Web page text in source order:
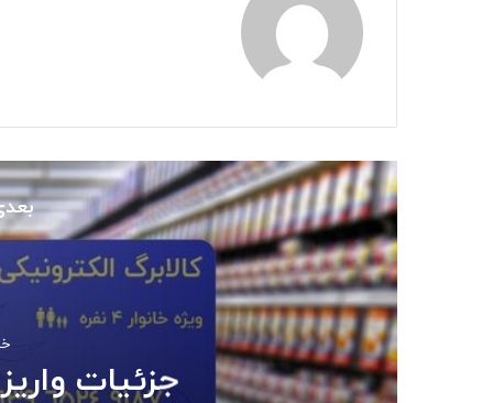
بازگشت سه سکوی